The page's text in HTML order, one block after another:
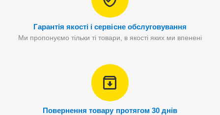
Гарантія якості і сервісне обслуговування
Ми пропонуємо тільки ті товари, в якості яких ми впенені
Повернення товару протягом 30 днів